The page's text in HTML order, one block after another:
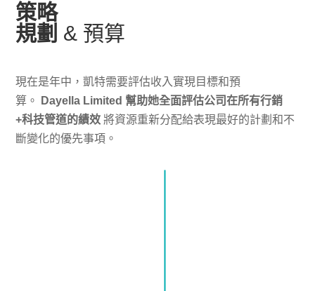
策略
規劃 & 預算
現在是年中，凱特需要評估收入實現目標和預
算。
Dayella Limited 幫助她全面評估公司在所有行銷
+科技管道的績效 將資源重新分配給表現最好的計劃和不
斷變化的優先事項。